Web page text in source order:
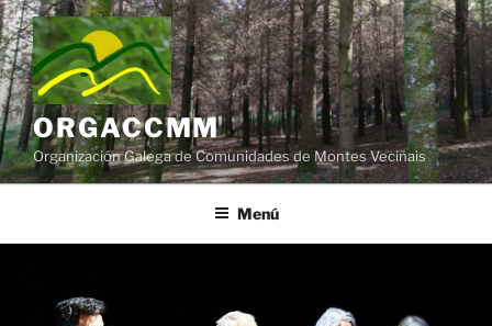
Saltar
al
contenido
ORGACCMM
Organización Galega de Comunidades de Montes Veciñais
Menú